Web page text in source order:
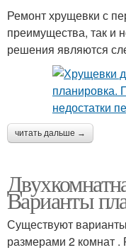
Ремонт хрущевки с
преимущества, так и
решения являются
читать дальше →
Варианты
Существуют
размерами 2 комнат .